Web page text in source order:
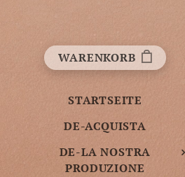
WARENKORB
STARTSEITE
DE-ACQUISTA
DE-LA NOSTRA
PRODUZIONE